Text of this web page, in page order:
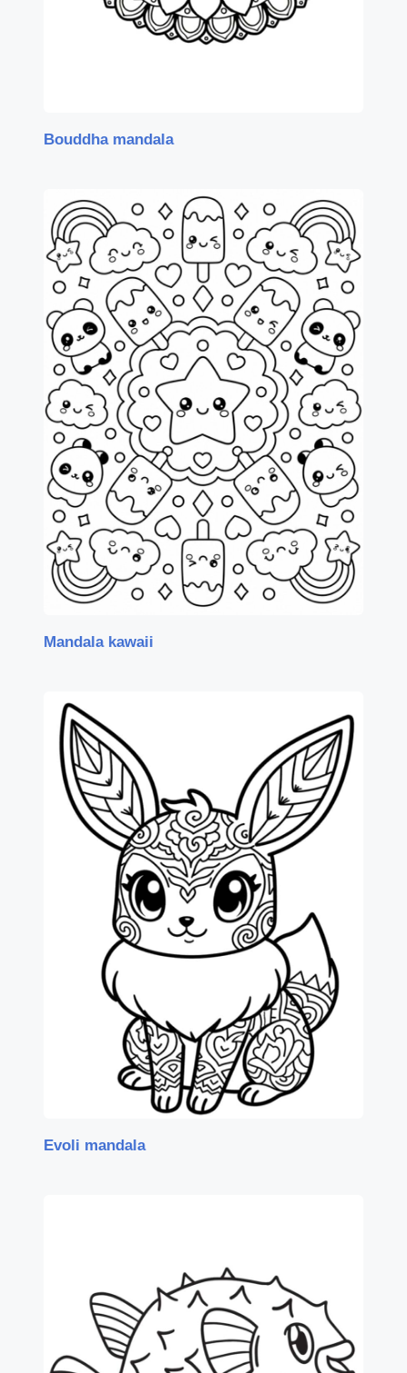
Bouddha mandala
Mandala kawaii
Evoli mandala